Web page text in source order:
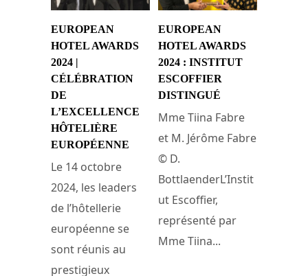
EUROPEAN
HOTEL AWARDS
2024 |
CÉLÉBRATION
DE
L’EXCELLENCE
HÔTELIÈRE
EUROPÉENNE
Le 14 octobre
2024, les leaders
de l’hôtellerie
européenne se
sont réunis au
prestigieux
EUROPEAN
HOTEL AWARDS
2024 : INSTITUT
ESCOFFIER
DISTINGUÉ
Mme Tiina Fabre
et M. Jérôme Fabre
© D.
BottlaenderL’Instit
ut Escoffier,
représenté par
Mme Tiina...